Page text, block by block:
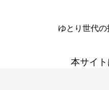
ゆとり世代
本サイ